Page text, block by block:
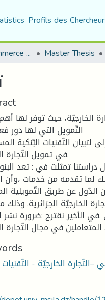
Profils des
Department of Commerce Science Master Thesis
الخارجيّة، حيث توفر لها
التّمويل التي لها دور
لتبيان التّقنيات البّنكية
في تمويل التّجارة
دراستنا تمثلت في : تعد
لما تقدمه من خدمات ،وأن
عن طريق التّمويلية
الخارجيّة الجزائرية. وذلك
الأخير نقترح :ضرورة نشر